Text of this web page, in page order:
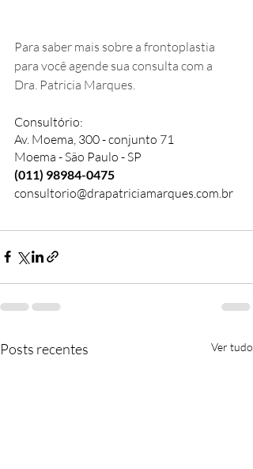
Para saber mais sobre a frontoplastia
para você agende sua consulta com a
Dra. Patricia Marques.
Consultório:
Av. Moema, 300 - conjunto 71
Moema - São Paulo - SP
(011) 98984-0475​
consultorio@drapatriciamarques.com.br
Posts recentes Ver tudo